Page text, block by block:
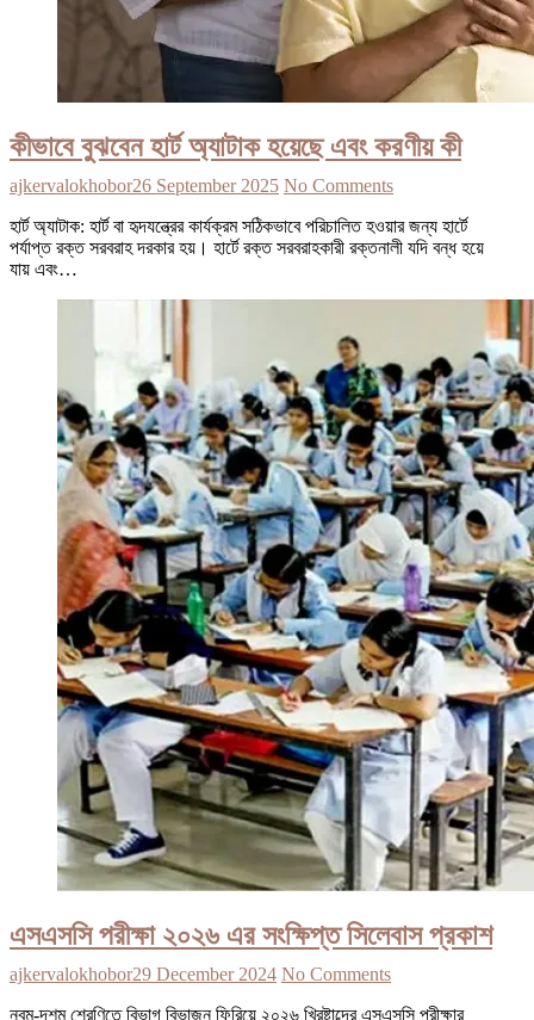
কীভাবে বুঝবেন হার্ট অ্যাটাক হয়েছে এবং করণীয় কী
ajkervalokhobor26 September 2025 No Comments
হার্ট অ্যাটাক: হার্ট বা হৃদযন্ত্রের কার্যক্রম সঠিকভাবে পরিচালিত হওয়ার জন্য হার্টে
পর্যাপ্ত রক্ত সরবরাহ দরকার হয়। হার্টে রক্ত সরবরাহকারী রক্তনালী যদি বন্ধ হয়ে
যায় এবং…
এসএসসি পরীক্ষা ২০২৬ এর সংক্ষিপ্ত সিলেবাস প্রকাশ
ajkervalokhobor29 December 2024 No Comments
নবম-দশম শ্রেণিতে বিভাগ বিভাজন ফিরিয়ে ২০২৬ খ্রিষ্টাব্দের এসএসসি পরীক্ষার